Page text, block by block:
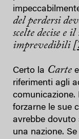
del perdersi
scelte decise e
imprevedibili
Certo la Carte
riferimenti agli
comunicazione.
forzarne le sue
avrebbe
una nazione.